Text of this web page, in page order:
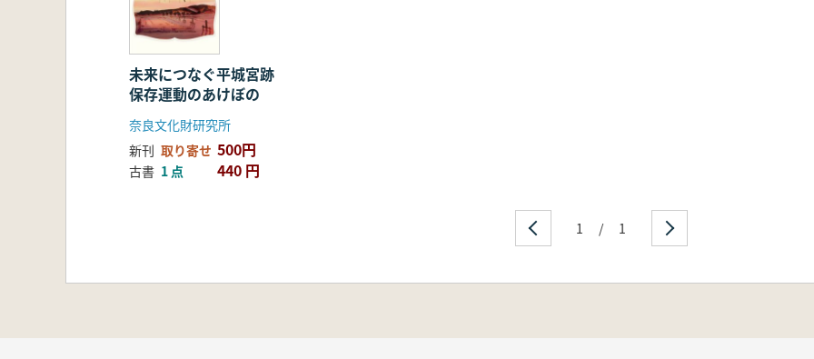
未来につなぐ平城宮跡
保存運動のあけぼの
奈良文化財研究所
新刊 取り寄せ 500円
古書 1 点 440 円
1 / 1